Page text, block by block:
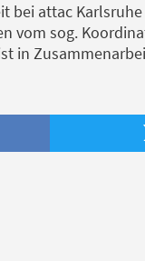
attac
vom sog.
in